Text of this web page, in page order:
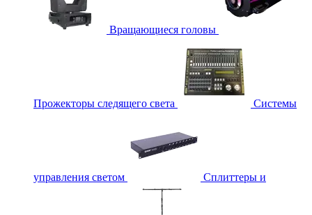
Вращающиеся головы
Прожекторы следящего света Системы
управления светом Сплиттеры и